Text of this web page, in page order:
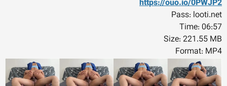
https://ouo.io/0PWJP2
Pass: looti.net
Time: 06:57
Size: 221.55 MB
Format: MP4